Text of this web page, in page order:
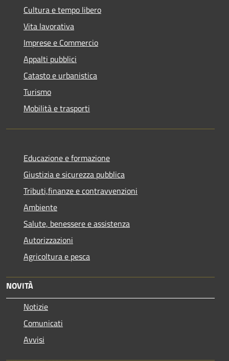
Cultura e tempo libero
Vita lavorativa
Imprese e Commercio
Appalti pubblici
Catasto e urbanistica
Turismo
Mobilità e trasporti
Educazione e formazione
Giustizia e sicurezza pubblica
Tributi,finanze e contravvenzioni
Ambiente
Salute, benessere e assistenza
Autorizzazioni
Agricoltura e pesca
NOVITÀ
Notizie
Comunicati
Avvisi